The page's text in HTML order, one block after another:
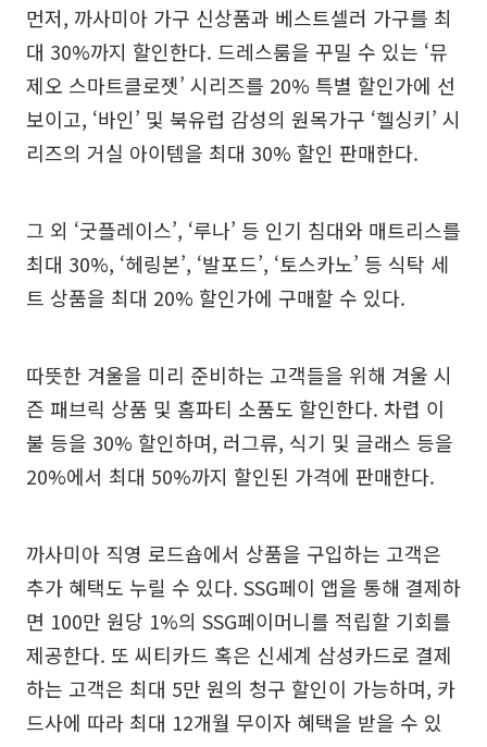
먼저, 까사미아 가구 신상품과 베스트셀러 가구를 최
대 30%까지 할인한다. 드레스룸을 꾸밀 수 있는 ‘뮤
제오 스마트클로젯’ 시리즈를 20% 특별 할인가에 선
보이고, ‘바인’ 및 북유럽 감성의 원목가구 ‘헬싱키’ 시
리즈의 거실 아이템을 최대 30% 할인 판매한다.
그 외 ‘굿플레이스’, ‘루나’ 등 인기 침대와 매트리스를
최대 30%, ‘헤링본’, ‘발포드’, ‘토스카노’ 등 식탁 세
트 상품을 최대 20% 할인가에 구매할 수 있다.
따뜻한 겨울을 미리 준비하는 고객들을 위해 겨울 시
즌 패브릭 상품 및 홈파티 소품도 할인한다. 차렵 이
불 등을 30% 할인하며, 러그류, 식기 및 글래스 등을
20%에서 최대 50%까지 할인된 가격에 판매한다.
까사미아 직영 로드숍에서 상품을 구입하는 고객은
추가 혜택도 누릴 수 있다. SSG페이 앱을 통해 결제하
면 100만 원당 1%의 SSG페이머니를 적립할 기회를
제공한다. 또 씨티카드 혹은 신세계 삼성카드로 결제
하는 고객은 최대 5만 원의 청구 할인이 가능하며, 카
드사에 따라 최대 12개월 무이자 혜택을 받을 수 있